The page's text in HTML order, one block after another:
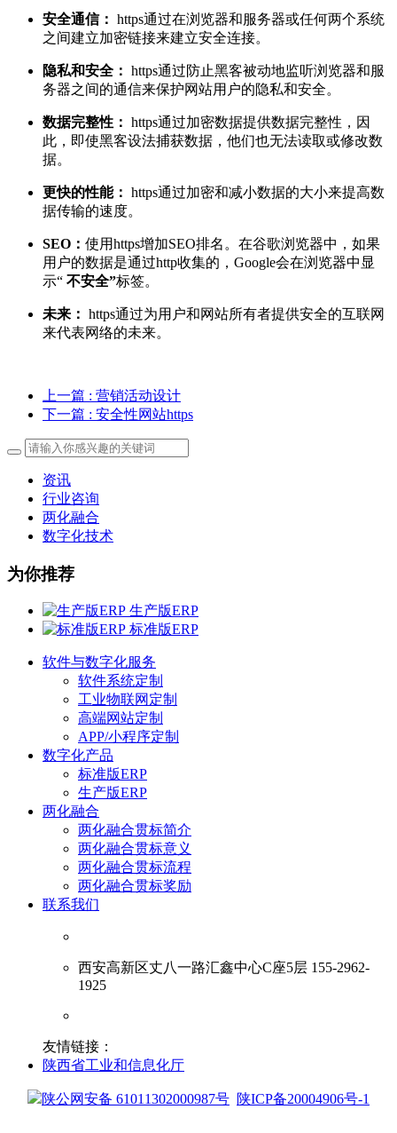
安全通信： https通过在浏览器和服务器或任何两个系统
之间建立加密链接来建立安全连接。
隐私和安全： https通过防止黑客被动地监听浏览器和服
务器之间的通信来保护网站用户的隐私和安全。
数据完整性： https通过加密数据提供数据完整性，因
此，即使黑客设法捕获数据，他们也无法读取或修改数
据。
更快的性能： https通过加密和减小数据的大小来提高数
据传输的速度。
SEO： 使用https增加SEO排名。 在谷歌浏览器中， 如果
用户的数据是通过http收集的 ，Google会在浏览器中 显
示“ 不安全”标签。
未来： https通过为用户和网站所有者提供安全的互联网
来代表网络的未来。
上一篇 : 营销活动设计
下一篇 : 安全性网站https
资讯
行业咨询
两化融合
数字化技术
为你推荐
生产版ERP
标准版ERP
软件与数字化服务
软件系统定制
工业物联网定制
高端网站定制
APP/小程序定制
数字化产品
标准版ERP
生产版ERP
两化融合
两化融合贯标简介
两化融合贯标意义
两化融合贯标流程
两化融合贯标奖励
联系我们
西安高新区丈八一路汇鑫中心C座5层 155-2962-
1925
友情链接：
陕西省工业和信息化厅
陕公网安备 61011302000987号 陕ICP备20004906号-1